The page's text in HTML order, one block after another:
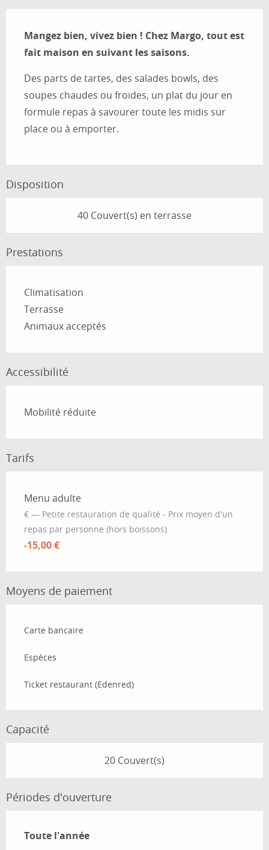
Mangez bien, vivez bien ! Chez Margo, tout est
fait maison en suivant les saisons.
Des parts de tartes, des salades bowls, des
soupes chaudes ou froides, un plat du jour en
formule repas à savourer toute les midis sur
place ou à emporter.
Disposition
40 Couvert(s) en terrasse
Prestations
Climatisation
Terrasse
Animaux acceptés
Accessibilité
Mobilité réduite
Tarifs
Tarifs 2026
Menu adulte
€ — Petite restauration de qualité - Prix moyen d'un
repas par personne (hors boissons).
-15,00 €
Moyens de paiement
Carte bancaire
Espèces
Ticket restaurant (Edenred)
Capacité
20 Couvert(s)
Périodes d'ouverture
Toute l'année
Toute l'année